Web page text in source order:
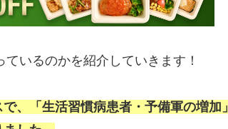
いるのかを紹介していきます！
、「生活習慣病患者・予備軍の増加」